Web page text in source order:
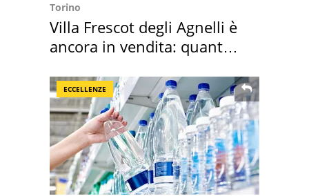
Torino
Villa Frescot degli Agnelli è
ancora in vendita: quanto
ECCELLENZE